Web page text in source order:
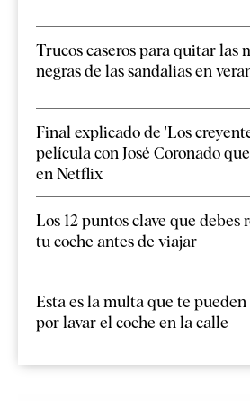
Trucos caseros para quitar las
negras de las sandalias en
Final explicado de 'Los
película con José Coronado
en Netflix
Los 12 puntos clave que debes
tu coche antes de viajar
Esta es la multa que te
por lavar el coche en la calle